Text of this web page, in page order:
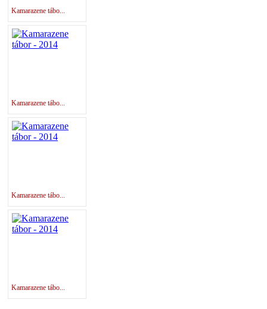
Kamarazene tábo...
Kamarazene tábo...
Kamarazene tábo...
Kamarazene tábo...